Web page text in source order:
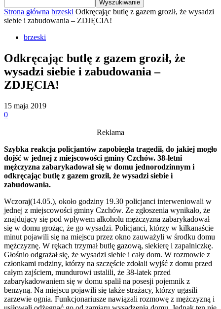
Strona główna brzeski Odkręcając butlę z gazem groził, że wysadzi
siebie i zabudowania – ZDJĘCIA!
brzeski
Odkręcając butlę z gazem groził, że
wysadzi siebie i zabudowania –
ZDJĘCIA!
15 maja 2019
0
Reklama
Szybka reakcja policjantów zapobiegła tragedii, do jakiej mogło
dojść w jednej z miejscowości gminy Czchów. 38-letni
mężczyzna zabarykadował się w domu jednorodzinnym i
odkręcając butlę z gazem groził, że wysadzi siebie i
zabudowania.
Wczoraj(14.05.), około godziny 19.30 policjanci interweniowali w
jednej z miejscowości gminy Czchów. Ze zgłoszenia wynikało, że
znajdujący się pod wpływem alkoholu mężczyzna zabarykadował
się w domu grożąc, że go wysadzi. Policjanci, którzy w kilkanaście
minut pojawili się na miejscu przez okno zauważyli w środku domu
mężczyznę. W rękach trzymał butlę gazową, siekierę i zapalniczkę.
Głośnio odgrażał się, że wysadzi siebie i cały dom. W rozmowie z
członkami rodziny, którzy na szczęście zdołali wyjść z domu przed
całym zajściem, mundurowi ustalili, że 38-latek przed
zabarykadowaniem się w domu spalił na posesji pojemnik z
benzyną. Na miejscu pojawili się także strażacy, którzy ugasili
zarzewie ognia. Funkcjonariusze nawiązali rozmowę z mężczyzną i